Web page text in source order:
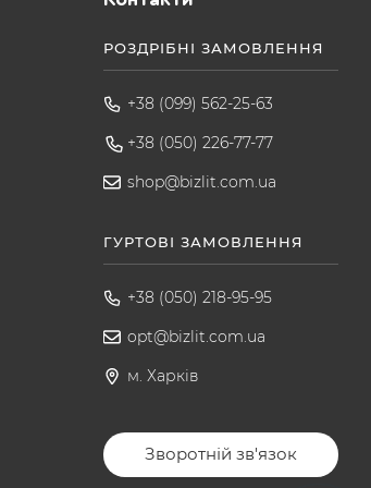
РОЗДРІБНІ ЗАМОВЛЕННЯ
+38 (099) 562-25-63
+38 (050) 226-77-77
shop@bizlit.com.ua
ГУРТОВІ ЗАМОВЛЕННЯ
+38 (050) 218-95-95
opt@bizlit.com.ua
м. Харків
Зворотній зв'язок